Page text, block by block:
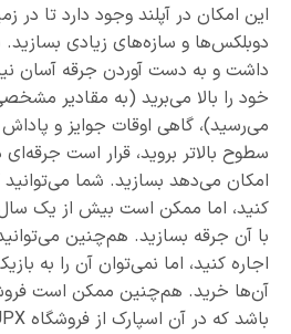
این امکان در آپلند وجود دارد تا در
دوبلکس‌ها و سازه‌های زیادی
داشت و به دست آوردن جرقه آسان
خود را بالا می‌برید (به مقادیر
می‌رسید)، گاهی اوقات جوایز و
سطوح بالاتر بروید، قرار است
کنید، اما ممکن است بیش از یک
با آن جرقه بسازید. هم‌چنین
اجاره کنید، اما نمی‌توان آن را به
آن‌ها خرید. هم‌چنین ممکن است
باشد که در آن اسپارک از فروشگاه UPX فروخته می‌شود.